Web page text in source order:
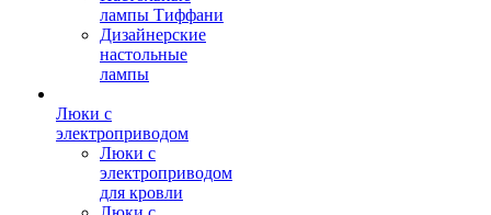
лампы Тиффани
Дизайнерские
настольные
лампы
Люки с
электроприводом
Люки с
электроприводом
для кровли